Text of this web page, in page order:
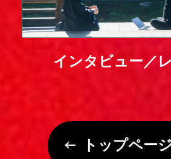
インタビュー／
トップペー